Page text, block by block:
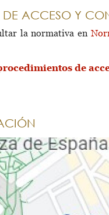
ACCESO Y
la normativa en
de